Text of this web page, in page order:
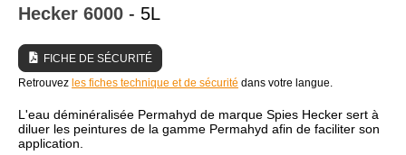
Hecker 6000 - 5L
FICHE DE SÉCURITÉ
Retrouvez les fiches technique et de sécurité dans votre langue.
L'eau déminéralisée Permahyd de marque Spies Hecker sert à
diluer les peintures de la gamme Permahyd afin de faciliter son
application.